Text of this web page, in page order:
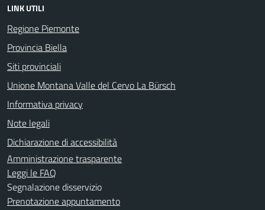
LINK UTILI
Regione Piemonte
Provincia Biella
Siti provinciali
Unione Montana Valle del Cervo La Bürsch
Informativa privacy
Note legali
Dichiarazione di accessibilità
Amministrazione trasparente
Leggi le FAQ
Segnalazione disservizio
Prenotazione appuntamento